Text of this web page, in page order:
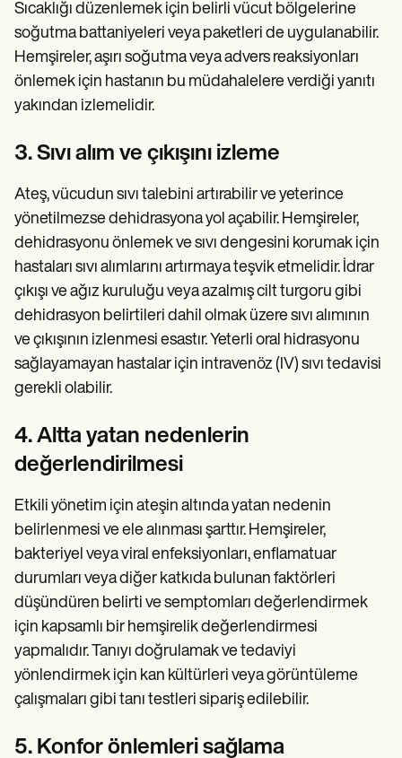
Sıcaklığı düzenlemek için belirli vücut bölgelerine
soğutma battaniyeleri veya paketleri de uygulanabilir.
Hemşireler, aşırı soğutma veya advers reaksiyonları
önlemek için hastanın bu müdahalelere verdiği yanıtı
yakından izlemelidir.
3. Sıvı alım ve çıkışını izleme
Ateş, vücudun sıvı talebini artırabilir ve yeterince
yönetilmezse dehidrasyona yol açabilir. Hemşireler,
dehidrasyonu önlemek ve sıvı dengesini korumak için
hastaları sıvı alımlarını artırmaya teşvik etmelidir. İdrar
çıkışı ve ağız kuruluğu veya azalmış cilt turgoru gibi
dehidrasyon belirtileri dahil olmak üzere sıvı alımının
ve çıkışının izlenmesi esastır. Yeterli oral hidrasyonu
sağlayamayan hastalar için intravenöz (IV) sıvı tedavisi
gerekli olabilir.
4. Altta yatan nedenlerin
değerlendirilmesi
Etkili yönetim için ateşin altında yatan nedenin
belirlenmesi ve ele alınması şarttır. Hemşireler,
bakteriyel veya viral enfeksiyonları, enflamatuar
durumları veya diğer katkıda bulunan faktörleri
düşündüren belirti ve semptomları değerlendirmek
için kapsamlı bir hemşirelik değerlendirmesi
yapmalıdır. Tanıyı doğrulamak ve tedaviyi
yönlendirmek için kan kültürleri veya görüntüleme
çalışmaları gibi tanı testleri sipariş edilebilir.
5. Konfor önlemleri sağlama